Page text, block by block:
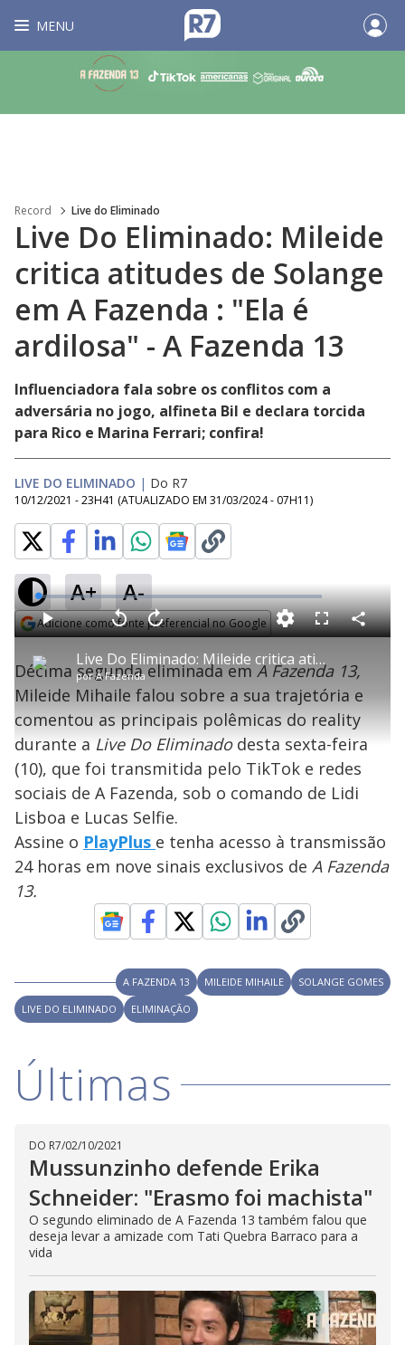
MENU
Record Live do Eliminado
Live Do Eliminado: Mileide
critica atitudes de Solange
em A Fazenda : "Ela é
ardilosa" - A Fazenda 13
Influenciadora fala sobre os conflitos com a
adversária no jogo, alfineta Bil e declara torcida
para Rico e Marina Ferrari; confira!
LIVE DO ELIMINADO | Do R7
10/12/2021 - 23H41 (ATUALIZADO EM 31/03/2024 - 07H11)
A+ A-
Adicione como fonte preferencial no Google
P
l
a
y
V
i
d
e
o
Live Do Eliminado: Mileide critica atitudes de Solange em A Fazenda : "Ela é ardilosa" - A Fazenda 13
porA Fazenda
P V
t
a
r
1
0
e
g
u
n
d
s
A
n
ç
a
r
s
e
u
n
o
s
M
u
o
L
o
a
d
e
:
0
.
3
7
%
F
l
s
c
r
e
n
C
o
r
i
l
a
Décima segunda eliminada emA Fazenda 13,
Mileide Mihaile falou sobre a sua trajetória e
comentou as principais polêmicas do reality
durante a Live Do Eliminadodesta sexta-feira
(10), que foi transmitida pelo TikTok e redes
sociais de A Fazenda, sob o comando de Lidi
Lisboa e Lucas Selfie.
Assine o PlayPlus e tenha acesso à transmissão
24 horas em nove sinais exclusivos de A Fazenda
13.
A FAZENDA 13 MILEIDE MIHAILE
SOLANGE GOMES
LIVE DO ELIMINADO
ELIMINAÇÃO
Últimas
DO R7/02/10/2021
Mussunzinho defende Erika
Schneider: "Erasmo foi machista"
O segundo eliminado de A Fazenda 13 também falou que
deseja levar a amizade com Tati Quebra Barraco para a
vida